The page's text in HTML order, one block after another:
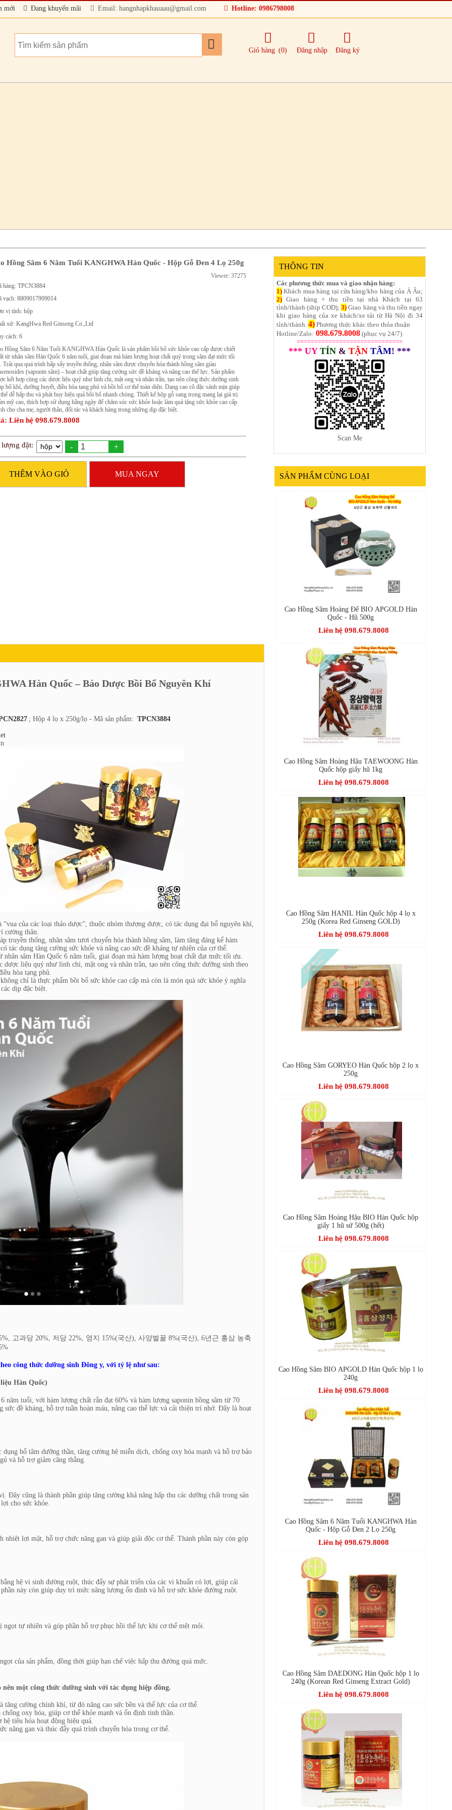
mới Đang khuyến mãi Email: hangnhapkhauaau@gmail.com Hotline: 0986798008
Giỏ hàng (0) Đăng nhập Đăng ký
Hồng Sâm 6 Năm Tuổi KANGHWA Hàn Quốc - Hộp Gỗ Đen 4 Lọ 250g
Viewer: 37275
hàng: TPCN3884
vạch: 8809017909014
vị tính: hộp
xứ: KangHwa Red Ginseng Co.,Ltd
cách: 6
Hồng Sâm 6 Năm Tuổi KANGHWA Hàn Quốc là sản phẩm bồi bổ sức khỏe cao cấp được chiết
từ nhân sâm Hàn Quốc 6 năm tuổi, giai đoạn mà hàm lượng hoạt chất quý trong sâm đạt mức tối
Trải qua quá trình hấp sấy truyền thống, nhân sâm được chuyển hóa thành hồng sâm giàu
(saponin sâm) – hoạt chất giúp tăng cường sức đề kháng và nâng cao thể lực. Sản phẩm
kết hợp cùng các dược liệu quý như linh chi, mật ong và nhân trần, tạo nên công thức dưỡng sinh
bổ khí, dưỡng huyết, điều hòa tạng phủ và bồi bổ cơ thể toàn diện. Dạng cao cô đặc sánh mịn giúp
dễ hấp thu và phát huy hiệu quả bồi bổ nhanh chóng. Thiết kế hộp gỗ sang trọng mang lại giá trị
mỹ cao, thích hợp sử dụng hằng ngày để chăm sóc sức khỏe hoặc làm quà tặng sức khỏe cao cấp
cho cha mẹ, người thân, đối tác và khách hàng trong những dịp đặc biệt.
Liên hệ 098.679.8008
lượng đặt: - +
THÊM VÀO GIỎ MUA NGAY
Hàn Quốc – Bảo Dược Bồi Bổ Nguyên Khí
; Hộp 4 lọ x 250g/lọ - Mã sản phẩm: TPCN3884
của các loại thảo dược”, thuộc nhóm thượng dược, có tác dụng đại bổ nguyên khí,
cường thân.
truyền thống, nhân sâm tươi chuyển hóa thành hồng sâm, làm tăng đáng kể hàm
tác dụng tăng cường sức khỏe và nâng cao sức đề kháng tự nhiên của cơ thể.
sâm Hàn Quốc 6 năm tuổi, giai đoạn mà hàm lượng hoạt chất đạt mức tối ưu.
dược liệu quý như linh chi, mật ong và nhân trần, tạo nên công thức dưỡng sinh theo
hòa tạng phủ.
chỉ là thực phẩm bồi bổ sức khỏe cao cấp mà còn là món quà sức khỏe ý nghĩa
dịp đặc biệt.
고과당 20%, 저당 22%, 영지 15%(국산), 사양벌꿀 8%(국산), 6년근 홍삼 농축
công thức dưỡng sinh Đông y, với tỷ lệ như sau:
Hàn Quốc)
năm tuổi, với hàm lượng chất rắn đạt 60% và hàm lượng saponin hồng sâm từ 70
đề kháng, hỗ trợ tuần hoàn máu, nâng cao thể lực và cải thiện trí nhớ. Đây là hoạt
bổ tâm dưỡng thần, tăng cường hệ miễn dịch, chống oxy hóa mạnh và hỗ trợ bảo
và hỗ trợ giảm căng thẳng.
cũng là thành phần giúp tăng cường khả năng hấp thu các dưỡng chất trong sản
cho sức khỏe.
lợi mật, hỗ trợ chức năng gan và giúp giải độc cơ thể. Thành phần này còn góp
hệ vi sinh đường ruột, thúc đẩy sự phát triển của các vi khuẩn có lợi, giúp cải
này còn giúp duy trì mức năng lượng ổn định và hỗ trợ sức khỏe đường ruột.
tự nhiên và góp phần hỗ trợ phục hồi thể lực khi cơ thể mệt mỏi.
của sản phẩm, đồng thời giúp hạn chế việc hấp thu đường quá mức.
một công thức dưỡng sinh với tác dụng hiệp đồng.
cường chính khí, từ đó nâng cao sức bền và thể lực của cơ thể.
oxy hóa, giúp cơ thể khỏe mạnh và ổn định tinh thần.
tiêu hóa hoạt động hiệu quả.
năng gan và thúc đẩy quá trình chuyển hóa trong cơ thể.
THÔNG TIN
Các phương thức mua và giao nhận hàng:
1) Khách mua hàng tại cửa hàng/kho hàng của Á Âu;
2) Giao hàng + thu tiền tại nhà Khách tại 63
tỉnh/thành (ship COD);3) Giao hàng và thu tiền ngay
khi giao hàng của xe khách/xe tải từ Hà Nội đi 34
tỉnh/thành. 4) Phương thức khác theo thỏa thuận
Hotline/Zalo: 098.679.8008 (phục vụ 24/7)
==============================
*** UY TÍN & TẬN TÂM! ***
Scan Me
SẢN PHẨM CÙNG LOẠI
Cao Hồng Sâm Hoàng Đế BIO APGOLD Hàn
Quốc - Hũ 500g
Liên hệ 098.679.8008
Cao Hồng Sâm Hoàng Hậu TAEWOONG Hàn
Quốc hộp giấy hũ 1kg
Liên hệ 098.679.8008
Cao Hồng Sâm HANIL Hàn Quốc hộp 4 lọ x
250g (Korea Red Ginseng GOLD)
Liên hệ 098.679.8008
Cao Hồng Sâm GORYEO Hàn Quốc hộp 2 lọ x
250g
Liên hệ 098.679.8008
Cao Hồng Sâm Hoàng Hậu BIO Hàn Quốc hộp
giấy 1 hũ sứ 500g (hết)
Liên hệ 098.679.8008
Cao Hồng Sâm BIO APGOLD Hàn Quốc hộp 1 lọ
240g
Liên hệ 098.679.8008
Cao Hồng Sâm 6 Năm Tuổi KANGHWA Hàn
Quốc - Hộp Gỗ Đen 2 Lọ 250g
Liên hệ 098.679.8008
Cao Hồng Sâm DAEDONG Hàn Quốc hộp 1 lọ
240g (Korean Red Ginseng Extract Gold)
Liên hệ 098.679.8008